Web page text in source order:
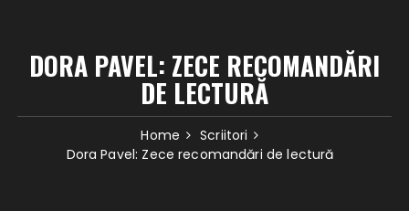
DORA PAVEL: ZECE RECOMANDĂRI
DE LECTURĂ
Home
Scriitori
Dora Pavel: Zece recomandări de lectură